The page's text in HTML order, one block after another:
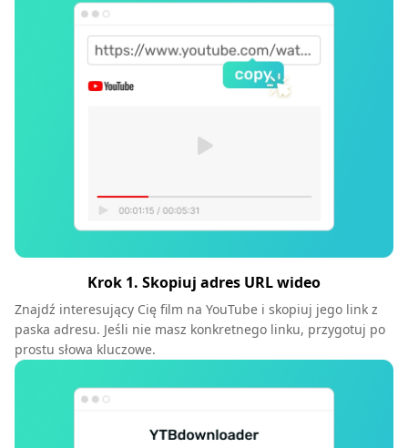
Krok 1. Skopiuj adres URL wideo
Znajdź interesujący Cię film na YouTube i skopiuj jego link z
paska adresu. Jeśli nie masz konkretnego linku, przygotuj po
prostu słowa kluczowe.